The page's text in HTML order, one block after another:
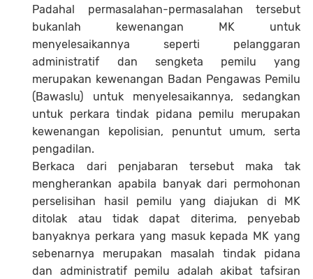
Padahal permasalahan-permasalahan tersebut
bukanlah kewenangan MK untuk
menyelesaikannya seperti pelanggaran
administratif dan sengketa pemilu yang
merupakan kewenangan Badan Pengawas Pemilu
(Bawaslu) untuk menyelesaikannya, sedangkan
untuk perkara tindak pidana pemilu merupakan
kewenangan kepolisian, penuntut umum, serta
pengadilan.
Berkaca dari penjabaran tersebut maka tak
mengherankan apabila banyak dari permohonan
perselisihan hasil pemilu yang diajukan di MK
ditolak atau tidak dapat diterima, penyebab
banyaknya perkara yang masuk kepada MK yang
sebenarnya merupakan masalah tindak pidana
dan administratif pemilu adalah akibat tafsiran